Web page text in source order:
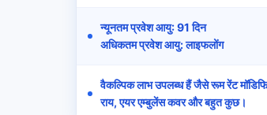
न्यूनतम प्रवेश आयु: 91 दिन
अधिकतम प्रवेश आयु: लाइफलोंग
वैकल्पिक लाभ उपलब्ध हैं जैसे रूम रेंट
राय, एयर एम्बुलेंस कवर और बहुत कुछ।